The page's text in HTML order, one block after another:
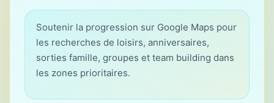
Soutenir la progression sur Google Maps pour
les recherches de loisirs, anniversaires,
sorties famille, groupes et team building dans
les zones prioritaires.